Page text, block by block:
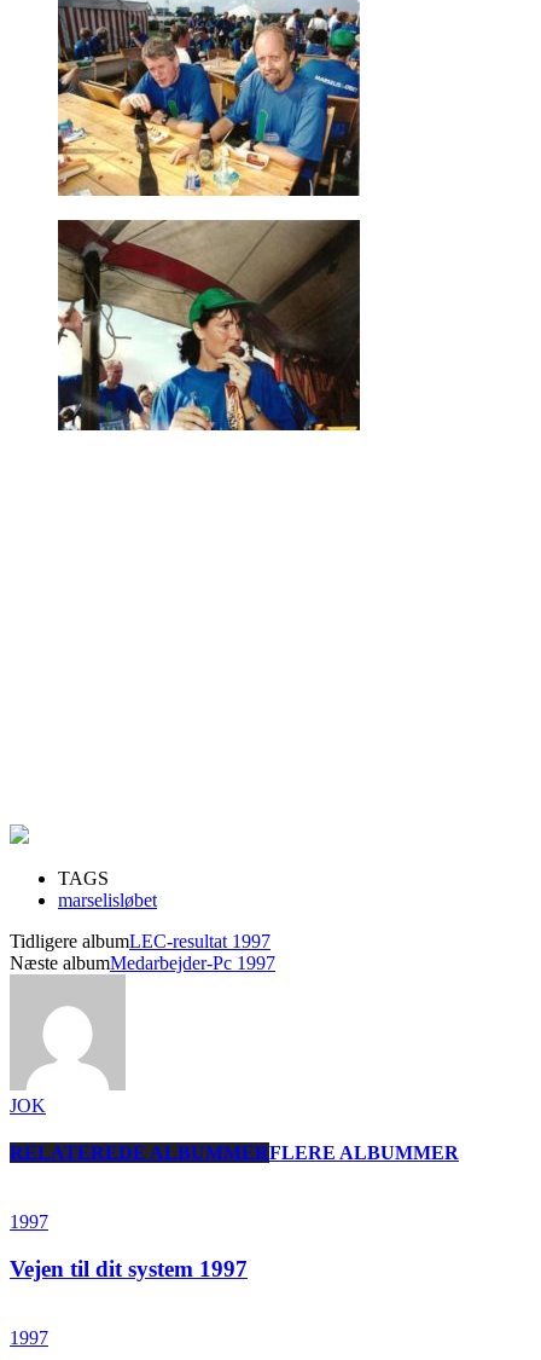
TAGS
marselisløbet
Tidligere albumLEC-resultat 1997
Næste albumMedarbejder-Pc 1997
JOK
RELATEREDE ALBUMMERFLERE ALBUMMER
1997
Vejen til dit system 1997
1997